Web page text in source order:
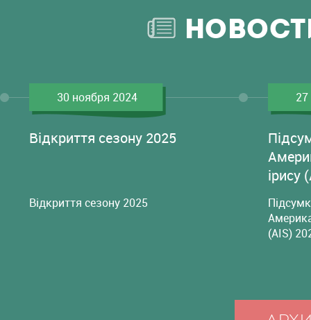
30 ноября 2024
Відкриття сезону 2025
Відкриття сезону 2025
ірису
(AIS)